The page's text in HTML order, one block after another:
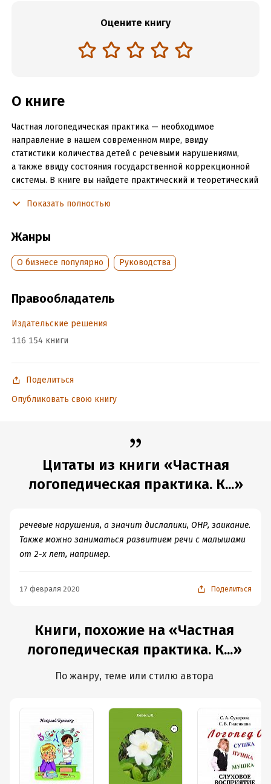
Оцените книгу
О книге
Частная логопедическая практика — необходимое
направление в нашем современном мире, ввиду
статистики количества детей с речевыми нарушениями,
а также ввиду состояния государственной коррекционной
системы. В книге вы найдете практический и теоретический
создания частной логопедической практики в виде
центра.
Подробная информация
Год издания: 2018
Дата поступления:26 января 2018
ISBN (EAN): 9785449026798
Показать полностью
Жанры
О бизнесе популярно Руководства
Правообладатель
Издательские решения
116 154 книги
Поделиться
Опубликовать свою книгу
Цитаты из книги «Частная
логопедическая практика. К...»
речевые нарушения, а значит дислалики, ОНР, заикание.
Также можно заниматься развитием речи с малышами
от 2-х лет, например.
17 февраля 2020 Поделиться
Книги, похожие на «Частная
логопедическая практика. К...»
По жанру, теме или стилю автора